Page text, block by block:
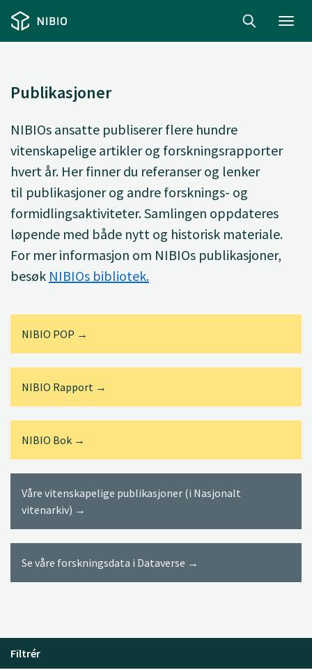
Publikasjoner
NIBIOs ansatte publisererflere hundre
vitenskapelige artikler og forskningsrapporter
hvert år. Her finner du referanser og lenker
til publikasjoner og andre forsknings- og
formidlingsaktiviteter. Samlingen oppdateres
løpende med både nytt og historisk materiale.
For mer informasjon om NIBIOs publikasjoner,
besøk NIBIOs bibliotek.
NIBIO POP →
NIBIO Rapport →
NIBIO Bok →
Våre vitenskapelige publikasjoner (i Nasjonalt
vitenarkiv) →
Se våre forskningsdata i Dataverse →
Filtrér